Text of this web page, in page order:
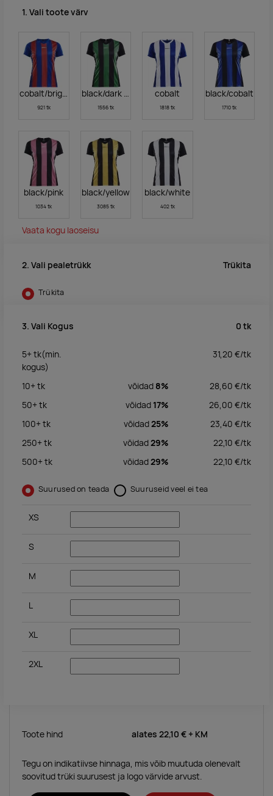
1. Vali toote värv
cobalt/bright red
921 tk
black/dark green
1556 tk
cobalt
1818 tk
black/cobalt
1710 tk
black/pink
1034 tk
black/yellow
3085 tk
black/white
402 tk
Vaata kogu laoseisu
2. Vali pealetrükk Trükita
Trükita
3. Vali Kogus 0 tk
5+tk(min.
kogus)
31,20 €/tk
10+tk võidad 8% 28,60 €/tk
50+tk võidad 17% 26,00 €/tk
100+tk võidad25% 23,40 €/tk
250+tk võidad29% 22,10 €/tk
500+tk võidad29% 22,10 €/tk
Suurused on teada Suuruseid veel ei tea
XS
S
M
L
XL
2XL
Toote hind alates 22,10 € + KM
Tegu on indikatiivse hinnaga, mis võib muutuda olenevalt
soovitud trüki suurusest ja logo värvide arvust.